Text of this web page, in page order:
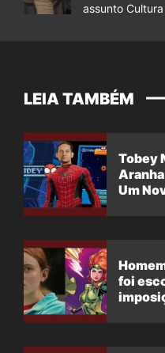
assunto
LEIA TAMBÉM
Tobey
Um
foi